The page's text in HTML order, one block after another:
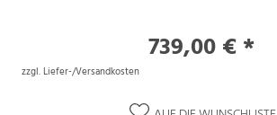
739,00 € *
zzgl. Liefer-/Versandkosten